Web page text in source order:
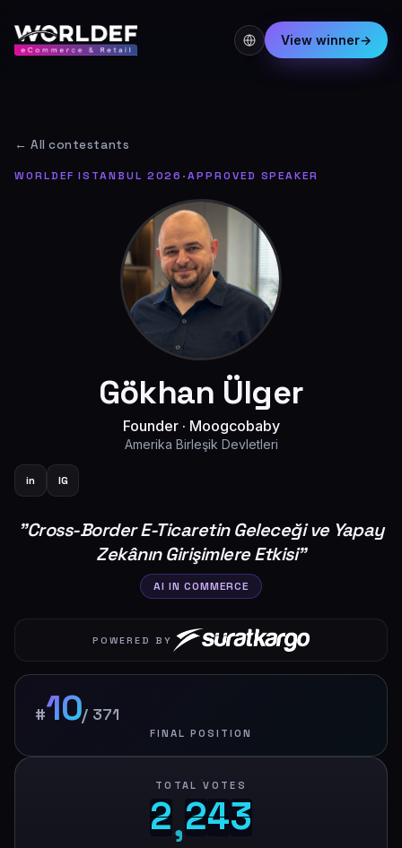
View winner→
← All contestants
WORLDEF ISTANBUL 2026 ·APPROVED SPEAKER
Gökhan Ülger
Founder· Moogcobaby
Amerika Birleşik Devletleri
in IG
"Cross-Border E-Ticaretin Geleceği ve Yapay
Zekânın Girişimlere Etkisi"
AI IN COMMERCE
POWERED BY
#10/ 371
FINAL POSITION
TOTAL VOTES
2
2,2
24
43
3